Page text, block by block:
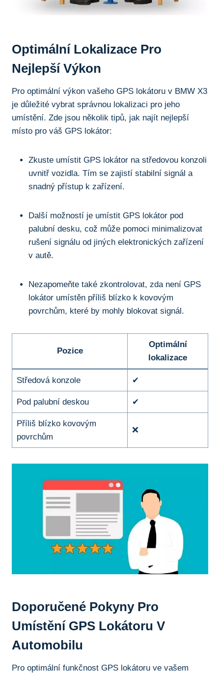
Optimální Lokalizace Pro
Nejlepší Výkon
Pro‌ optimální výkon⁤ vašeho ⁤GPS⁤ lokátoru v BMW X3
je ‌důležité vybrat‌ správnou lokalizaci pro jeho
umístění. Zde jsou​ několik ‌tipů, jak najít⁤ nejlepší
místo pro váš GPS lokátor:
Zkuste ⁣umístit GPS lokátor na středovou⁤ konzoli
‍uvnitř vozidla. Tím se zajistí stabilní signál a
snadný přístup k zařízení.
Další možností je umístit GPS lokátor pod
palubní ‌desku, což ⁢může pomoci minimalizovat
‌rušení signálu od jiných elektronických zařízení
⁤v autě.
Nezapomeňte také zkontrolovat, ⁣zda není GPS
lokátor umístěn příliš ‍blízko k‍ kovovým⁢
povrchům, které ‌by mohly blokovat signál.
Pozice
Optimální
lokalizace
Středová ‍konzole ✔
Pod ⁣palubní deskou ✔
Příliš blízko⁣ kovovým
povrchům
❌
Doporučené Pokyny Pro⁢
Umístění GPS⁢ Lokátoru V
Automobilu
Pro optimální‌ funkčnost GPS‍ lokátoru⁤ ve‌ vašem